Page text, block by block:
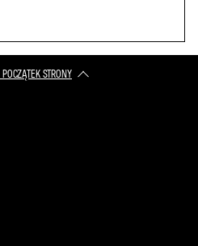
STRONY